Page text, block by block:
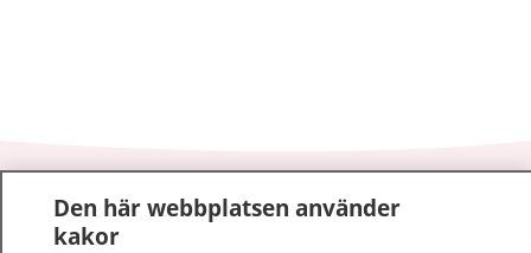
1177–tryggt om din hälsa och vård
Den här webbplatsen använder
kakor